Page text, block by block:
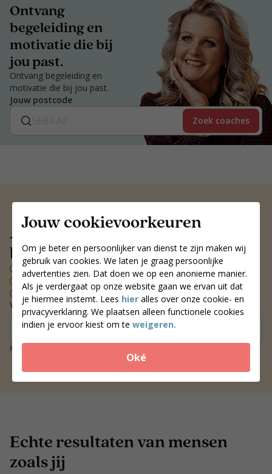
Jouw cookievoorkeuren
Om je beter en persoonlijker van dienst te zijn maken wij
gebruik van cookies. We laten je graag persoonlijke
advertenties zien. Dat doen we op een anonieme manier.
Als je verdergaat op onze website gaan we ervan uit dat
je hiermee instemt. Lees hier alles over onze cookie- en
privacyverklaring. We plaatsen alleen functionele cookies
indien je ervoor kiest om te weigeren.
Oké
Ontvang
begeleiding en
motivatie die bij
jou past.
Ontvang begeleiding en
motivatie die bij jou past.
Jouw postcode
Zoek coaches
Altijd een voedingscoach
bij jou in de buurt
Persoonlijk voedingsplan
Wekelijks contact met je coach
Blijvend resultaat
Vind een coach bij jou in de buurt
Meer dan 250 locaties door heel Nederland
Echte resultaten van mensen
zoals jij